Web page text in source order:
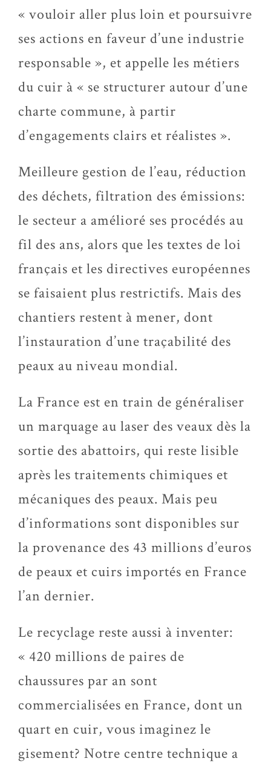
« vouloir aller plus loin et poursuivre
ses actions en faveur d’une industrie
responsable », et appelle les métiers
du cuir à « se structurer autour d’une
charte commune, à partir
d’engagements clairs et réalistes ».
Meilleure gestion de l’eau, réduction
des déchets, filtration des émissions:
le secteur a amélioré ses procédés au
fil des ans, alors que les textes de loi
français et les directives européennes
se faisaient plus restrictifs. Mais des
chantiers restent à mener, dont
l’instauration d’une traçabilité des
peaux au niveau mondial.
La France est en train de généraliser
un marquage au laser des veaux dès la
sortie des abattoirs, qui reste lisible
après les traitements chimiques et
mécaniques des peaux. Mais peu
d’informations sont disponibles sur
la provenance des 43 millions d’euros
de peaux et cuirs importés en France
l’an dernier.
Le recyclage reste aussi à inventer:
« 420 millions de paires de
chaussures par an sont
commercialisées en France, dont un
quart en cuir, vous imaginez le
gisement? Notre centre technique a